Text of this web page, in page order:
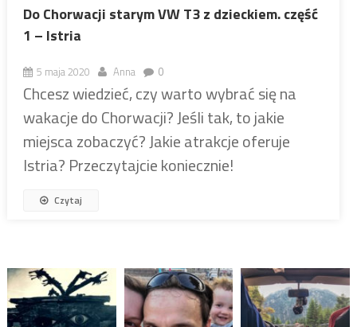
Do Chorwacji starym VW T3 z dzieckiem. część
1 – Istria
5 maja 2020 Anna 0
Chcesz wiedzieć, czy warto wybrać się na
wakacje do Chorwacji? Jeśli tak, to jakie
miejsca zobaczyć? Jakie atrakcje oferuje
Istria? Przeczytajcie koniecznie!
Czytaj